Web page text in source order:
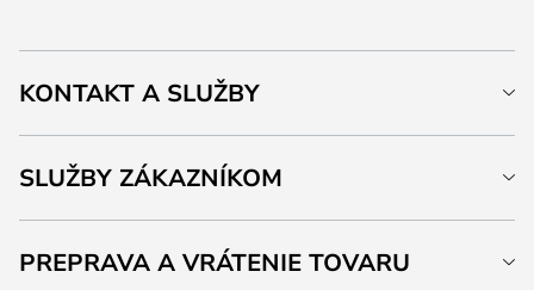
KONTAKT A SLUŽBY
SLUŽBY ZÁKAZNÍKOM
PREPRAVA A VRÁTENIE TOVARU